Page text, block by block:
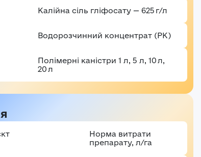
Калійна сіль гліфосату — 625 г/л
Водорозчинний концентрат (РК)
Полімерні каністри 1 л, 5 л, 10 л,
20 л
Норма витрати
препарату, л/га
враження*
пароль?